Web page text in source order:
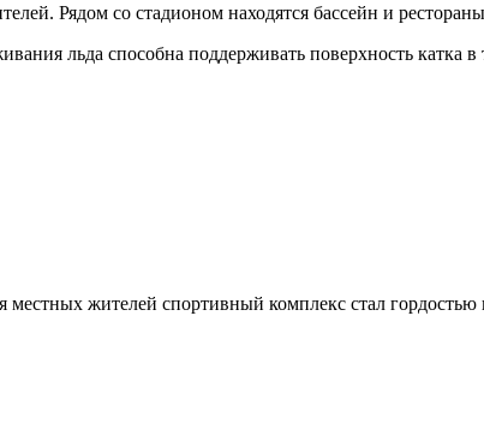
Рядом со стадионом находятся бассейн и
льда способна поддерживать поверхность катка
местных жителей спортивный комплекс стал